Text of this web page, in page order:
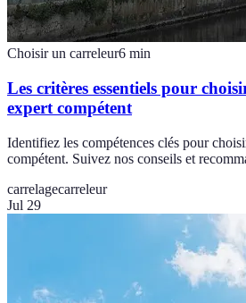
Choisir un carreleur6 min
Les critères essentiels pour
expert compétent
Identifiez les compétences clés pour
compétent. Suivez nos conseils et
carrelagecarreleur
Jul 29